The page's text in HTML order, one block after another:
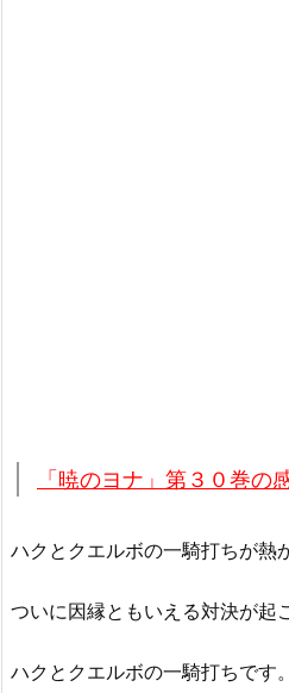
「暁のヨナ」第３０巻の
ハクとクエルボの一騎打ちが熱
ついに因縁ともいえる対決が起
ハクとクエルボの一騎打ちです